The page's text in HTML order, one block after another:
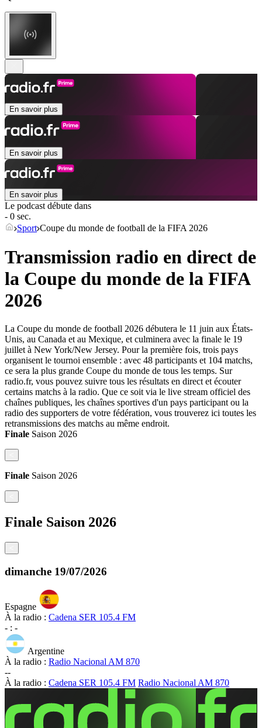
En savoir plus
En savoir plus
En savoir plus
Le podcast débute dans
- 0 sec.
Sport Coupe du monde de football de la FIFA 2026
Transmission radio en direct de
la Coupe du monde de la FIFA
2026
La Coupe du monde de football 2026 débutera le 11 juin aux États-
Unis, au Canada et au Mexique, et culminera avec la finale le 19
juillet à New York/New Jersey. Pour la première fois, trois pays
organisent le tournoi ensemble : avec 48 participants et 104 matchs,
ce sera la plus grande Coupe du monde de tous les temps. Sur
radio.fr, vous pouvez suivre tous les résultats en direct et écouter
certains matchs à la radio. Que ce soit via le live stream officiel des
chaînes publiques, les chaînes sportives d'un pays participant ou la
radio des supporters de votre fédération, vous trouverez ici toutes les
retransmissions des matchs au même endroit.
Finale Saison 2026
Finale Saison 2026
Finale Saison 2026
dimanche 19/07/2026
Espagne
À la radio : Cadena SER 105.4 FM
- : -
Argentine
À la radio : Radio Nacional AM 870
--
À la radio : Cadena SER 105.4 FM Radio Nacional AM 870